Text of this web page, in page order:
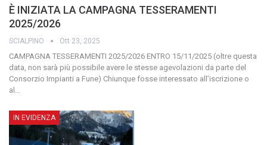
È INIZIATA LA CAMPAGNA TESSERAMENTI
2025/2026
SCIALPINO Ott 23, 2025
CAMPAGNA TESSERAMENTI 2025/2026 ENTRO 15/11/2025 (oltre questa
data, non sarà più possibile avere le stesse agevolazioni da parte del
Consorzio Impianti a Fune) Chiunque fosse interessato all’iscrizione o
al …
IN EVIDENZA